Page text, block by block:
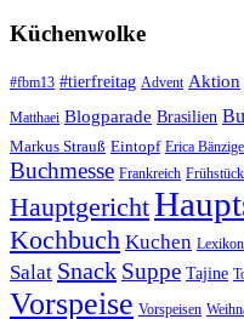
Küchenwolke
#fbm13 #tierfreitag Advent Aktion
Matthaei Blogparade Brasilien
Markus Strauß Eintopf Erica
Buchmesse Frankreich Frühstück
Hauptgericht
Kochbuch Kuchen Lexikon
Salat Snack Suppe Tajine
Vorspeise Vorspeisen